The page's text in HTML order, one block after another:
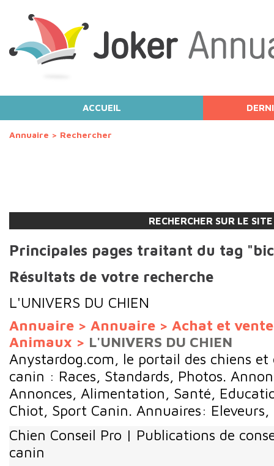
RECHERCHER SUR LE SITE
ACCUEIL
Annuaire > Rechercher
Principales pages traitant du tag
Résultats de votre recherche
L'UNIVERS DU CHIEN
Annuaire > Annuaire > Achat et
Animaux > L'UNIVERS DU CHIEN
Anystardog.com, le portail des chiens
canin : Races, Standards, Photos.
Annonces, Alimentation, Santé,
Chiot, Sport Canin. Annuaires: Eleveurs,
Chien Conseil Pro | Publications de
canin